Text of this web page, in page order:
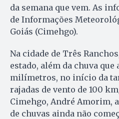
da semana que vem. As
de Informações
Goiás (Cimehgo).
Na cidade de Três
estado, além da chuva que
milímetros, no início da
rajadas de vento de 100
Cimehgo, André Amorim,
de chuvas ainda não